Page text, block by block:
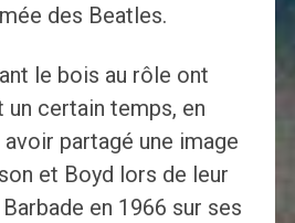
des Beatles.
le bois au rôle ont
un certain temps, en
partagé une image
et Boyd lors de leur
en 1966 sur ses